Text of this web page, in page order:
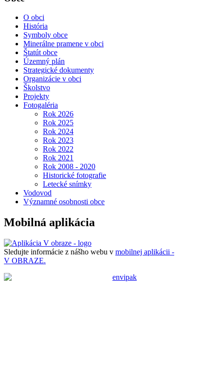
O obci
História
Symboly obce
Minerálne pramene v obci
Štatút obce
Územný plán
Strategické dokumenty
Organizácie v obci
Školstvo
Projekty
Fotogaléria
Rok 2026
Rok 2025
Rok 2024
Rok 2023
Rok 2022
Rok 2021
Rok 2008 - 2020
Historické fotografie
Letecké snímky
Vodovod
Významné osobnosti obce
Mobilná aplikácia
Sledujte informácie z nášho webu v mobilnej aplikácii -
V OBRAZE.